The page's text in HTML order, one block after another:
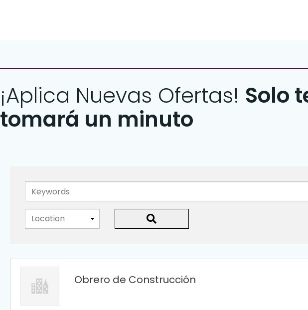
¡Aplica Nuevas Ofertas! Solo
tomará un minuto
Keywords
Obrero de Construcción